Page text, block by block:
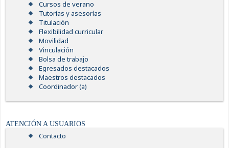
Cursos de verano
Tutorías y asesorías
Titulación
Flexibilidad curricular
Movilidad
Vinculación
Bolsa de trabajo
Egresados destacados
Maestros destacados
Coordinador (a)
ATENCIÓN A USUARIOS
Contacto